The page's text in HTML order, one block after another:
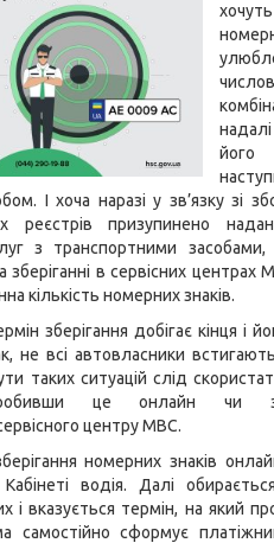
І хоча наразі у зв’язку зі
реєстрів призупинено
з транспортними засобами,
зберіганні в сервісних
кількість номерних знаків.
зберігання добігає кінця і
не всі автовласники
таких ситуацій слід
це онлайн чи
центру МВС.
номерних знаків
водія. Далі
і вказується термін, на який
самостійно сформує